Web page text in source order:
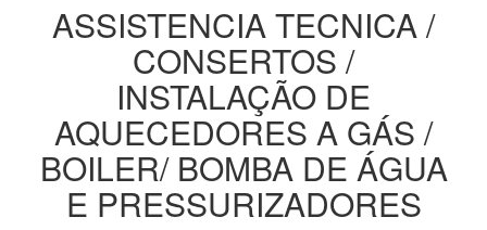
ASSISTENCIA TECNICA /
CONSERTOS /
INSTALAÇÃO DE
AQUECEDORES A GÁS /
BOILER/ BOMBA DE ÁGUA
E PRESSURIZADORES